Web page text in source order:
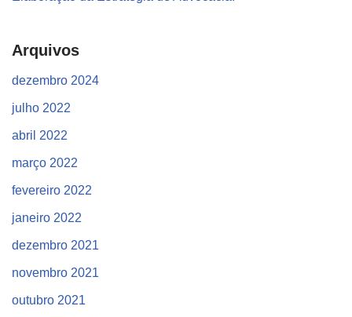
Arquivos
dezembro 2024
julho 2022
abril 2022
março 2022
fevereiro 2022
janeiro 2022
dezembro 2021
novembro 2021
outubro 2021